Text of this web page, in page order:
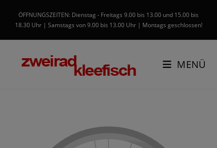
ÖFFNUNGSZEITEN: Dienstag - Freitags 9.00 bis 13.00 und 15.00 bis
18.30 Uhr | Samstags von 9.00 bis 13.00 Uhr | Montags geschlossen!
MENÜ